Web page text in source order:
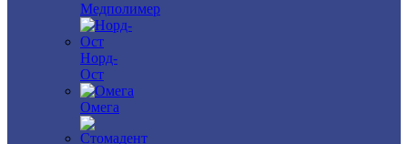
Медполимер
Норд-
Ост
Омега